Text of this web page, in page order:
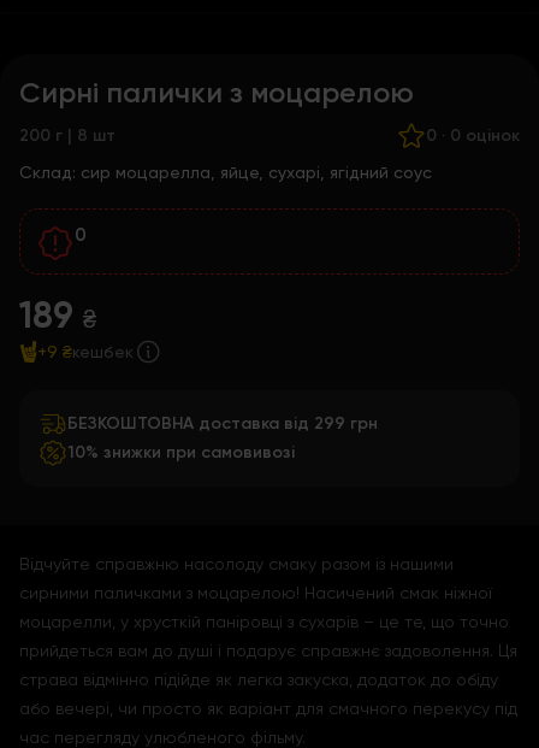
Сирні палички з моцарелою
200 г | 8 шт 0 · 0 оцінок
Склад: сир моцарелла, яйце, сухарі, ягідний соус
0
189 ₴
+9 ₴кешбек
БЕЗКОШТОВНА доставка від 299 грн
10% знижки при самовивозі
Відчуйте справжню насолоду смаку разом із нашими
сирними паличками з моцарелою! Насичений смак ніжної
моцарелли, у хрусткій паніровці з сухарів – це те, що точно
прийдеться вам до душі і подарує справжнє задоволення. Ця
страва відмінно підійде як легка закуска, додаток до обіду
або вечері, чи просто як варіант для смачного перекусу під
час перегляду улюбленого фільму.